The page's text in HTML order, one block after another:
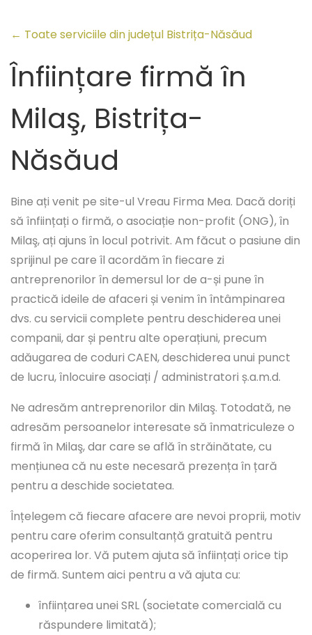
← Toate serviciile din județul Bistrița-Năsăud
Înființare firmă în
Milaş, Bistrița-
Năsăud
Bine ați venit pe site-ul Vreau Firma Mea. Dacă doriți
să înființați o firmă, o asociație non-profit (ONG), în
Milaş, ați ajuns în locul potrivit. Am făcut o pasiune din
sprijinul pe care îl acordăm în fiecare zi
antreprenorilor în demersul lor de a-și pune în
practică ideile de afaceri și venim în întâmpinarea
dvs. cu servicii complete pentru deschiderea unei
companii, dar și pentru alte operațiuni, precum
adăugarea de coduri CAEN, deschiderea unui punct
de lucru, înlocuire asociați / administratori ș.a.m.d.
Ne adresăm antreprenorilor din Milaş. Totodată, ne
adresăm persoanelor interesate să înmatriculeze o
firmă în Milaş, dar care se află în străinătate, cu
mențiunea că nu este necesară prezența în țară
pentru a deschide societatea.
Înțelegem că fiecare afacere are nevoi proprii, motiv
pentru care oferim consultanță gratuită pentru
acoperirea lor. Vă putem ajuta să înființați orice tip
de firmă. Suntem aici pentru a vă ajuta cu:
înființarea unei SRL (societate comercială cu
răspundere limitată);